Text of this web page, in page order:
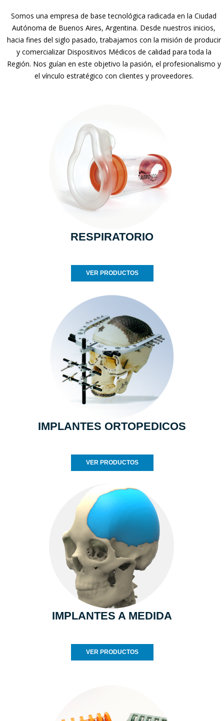
Somos una empresa de base tecnológica radicada en la Ciudad
Autónoma de Buenos Aires, Argentina. Desde nuestros inicios,
hacia fines del siglo pasado, trabajamos con la misión de producir
y comercializar Dispositivos Médicos de calidad para toda la
Región. Nos guían en este objetivo la pasión, el profesionalismo y
el vínculo estratégico con clientes y proveedores.
RESPIRATORIO
VER PRODUCTOS
IMPLANTES ORTOPEDICOS
VER PRODUCTOS
IMPLANTES A MEDIDA
VER PRODUCTOS